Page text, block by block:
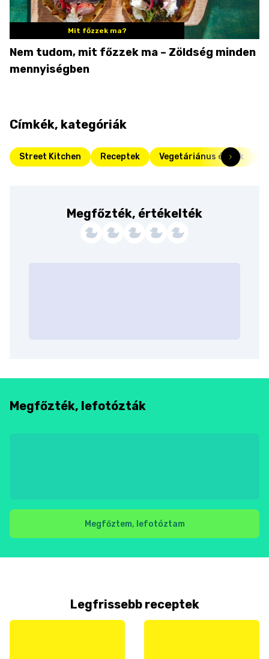
Mit főzzek ma?
Nem tudom, mit főzzek ma – Zöldség minden
mennyiségben
Címkék, kategóriák
Street Kitchen Receptek Vegetáriánus ételek
Megfőzték, értékelték
Megfőzték, lefotózták
Megfőztem, lefotóztam
Legfrissebb receptek